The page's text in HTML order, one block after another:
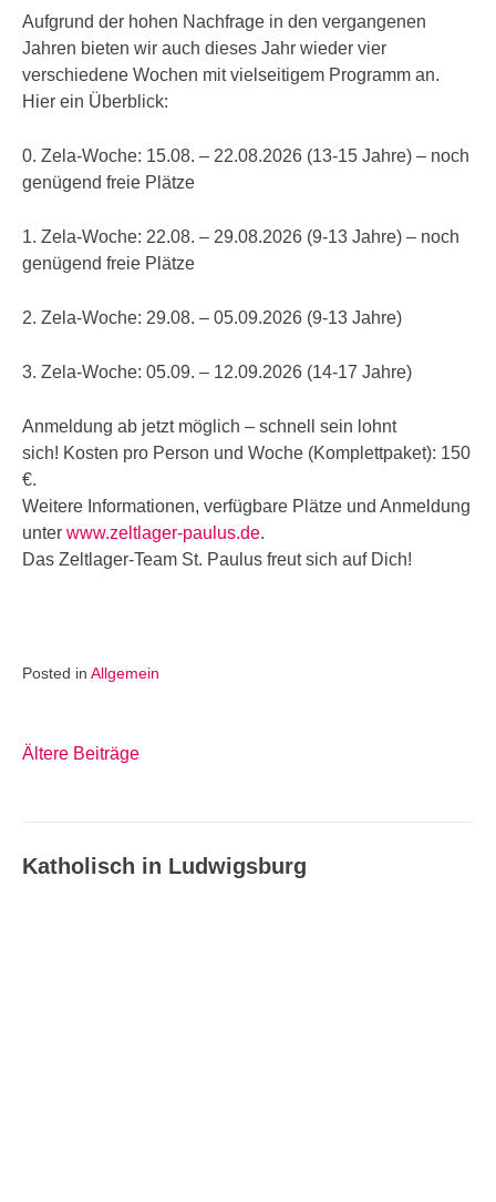
Aufgrund der hohen Nachfrage in den vergangenen
Jahren bieten wir auch dieses Jahr wieder vier
verschiedene Wochen mit vielseitigem Programm an.
Hier ein Überblick:
0. Zela-Woche: 15.08. – 22.08.2026 (13-15 Jahre) – noch
genügend freie Plätze
1. Zela-Woche: 22.08. – 29.08.2026 (9-13 Jahre) – noch
genügend freie Plätze
2. Zela-Woche: 29.08. – 05.09.2026 (9-13 Jahre)
3. Zela-Woche: 05.09. – 12.09.2026 (14-17 Jahre)
Anmeldung ab jetzt möglich – schnell sein lohnt
sich! Kosten pro Person und Woche (Komplettpaket): 150
€.
Weitere Informationen, verfügbare Plätze und Anmeldung
unter www.zeltlager-paulus.de.
Das Zeltlager-Team St. Paulus freut sich auf Dich!
Posted in Allgemein
Beitragsnavigation
Ältere Beiträge
Katholisch in Ludwigsburg